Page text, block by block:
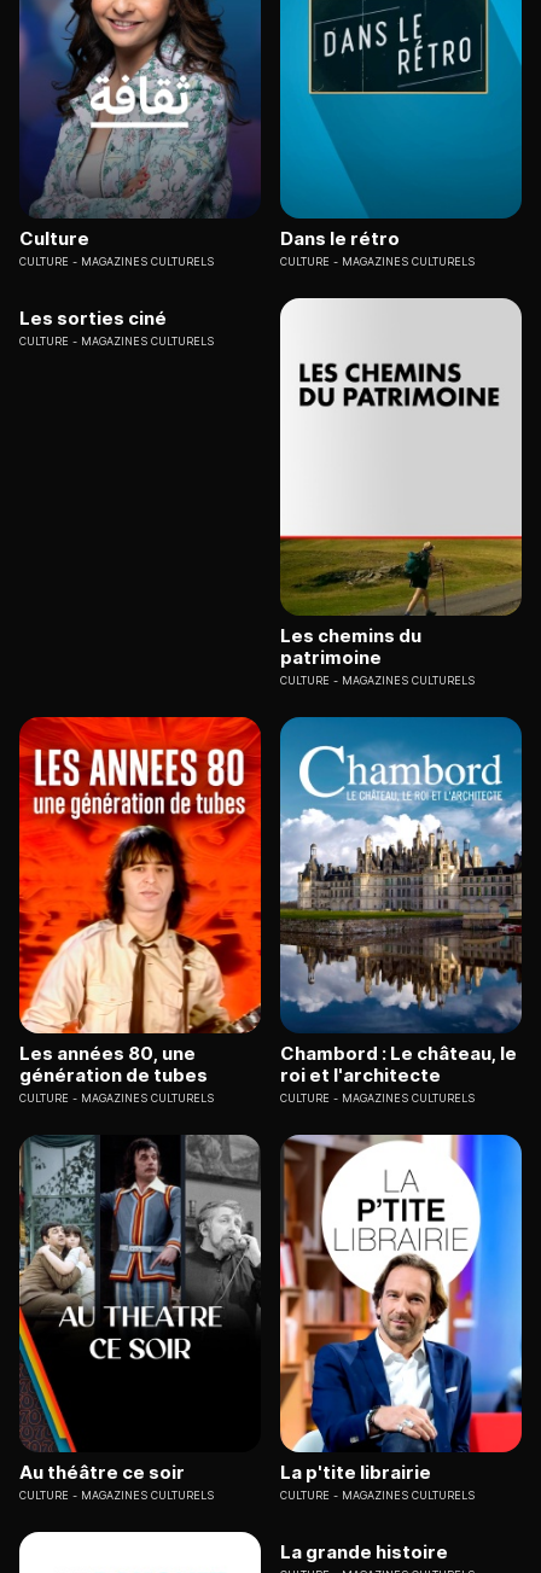
Culture
CULTURE MAGAZINES CULTURELS
Dans le rétro
CULTURE MAGAZINES CULTURELS
Les sorties ciné
CULTURE MAGAZINES CULTURELS
Les chemins du
patrimoine
CULTURE MAGAZINES CULTURELS
Les années 80, une
génération de tubes
CULTURE MAGAZINES CULTURELS
Chambord : Le château, le
roi et l'architecte
CULTURE MAGAZINES CULTURELS
Au théâtre ce soir
CULTURE MAGAZINES CULTURELS
La p'tite librairie
CULTURE MAGAZINES CULTURELS
La grande histoire